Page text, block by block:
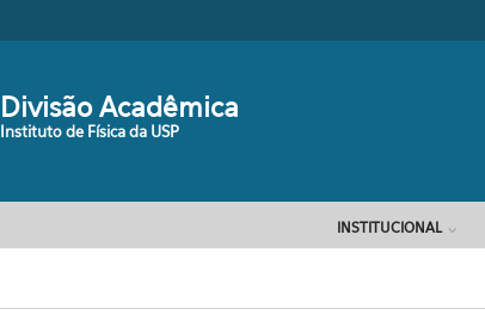
Divisão Acadêmica
Instituto de Física da USP
INSTITUCIONAL